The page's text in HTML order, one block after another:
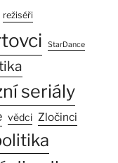
režiséři
StarDance
seriály
vědci Zločinci